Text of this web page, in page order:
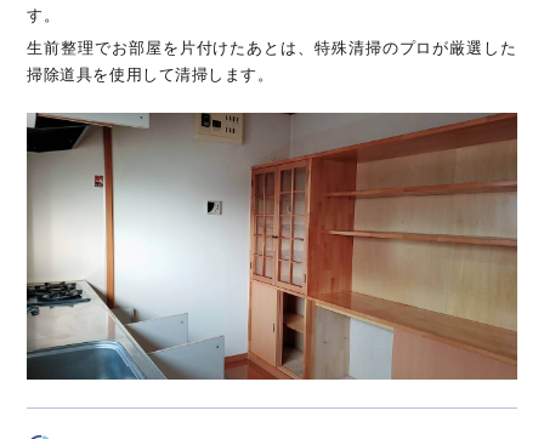
す。
生前整理でお部屋を片付けたあとは、特殊清掃のプロが厳選した
掃除道具を使用して清掃します。